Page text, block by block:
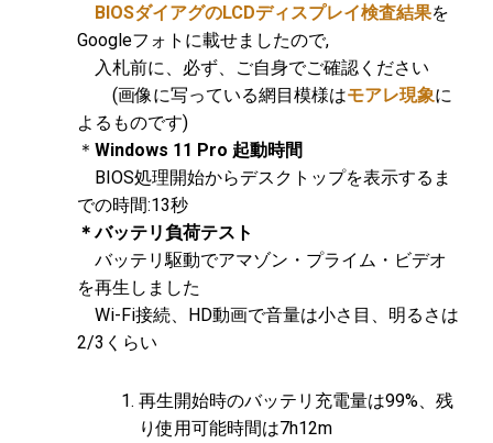
BIOSダイアグのLCDディスプレイ検査結果を
Googleフォトに載せましたので,
入札前に、必ず、ご自身でご確認ください
(画像に写っている網目模様はモアレ現象に
よるものです)
＊ Windows 11 Pro 起動時間
BIOS処理開始からデスクトップを表示するま
での時間:13秒
＊バッテリ負荷テスト
バッテリ駆動でアマゾン・プライム・ビデオ
を再生しました
Wi-Fi接続、HD動画で音量は小さ目、明るさは
2/3くらい
再生開始時のバッテリ充電量は99%、残
り使用可能時間は7h12m